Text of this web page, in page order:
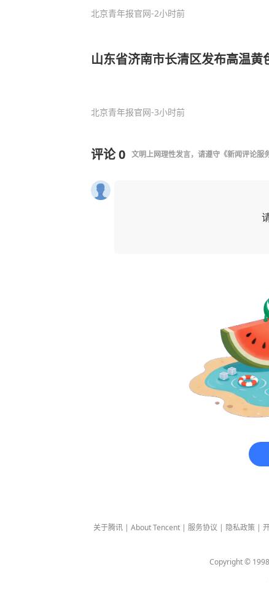
北京青年报官网-2小时前
山东省济南市长清区发布高温黄
北京青年报官网-3小时前
评论0 文明上网理性发言，请遵守 《新闻评论服
关于腾讯 | About Tencent | 服务协议 | 隐私政策 |
Copyright ©